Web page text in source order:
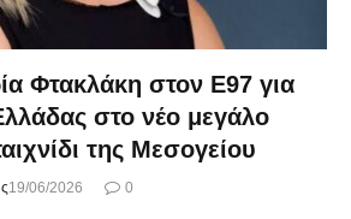
Φτακλάκη στον Ε97 για
στο νέο μεγάλο
της Μεσογείου
19/06/2026 0